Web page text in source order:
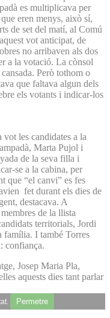
es multiplicava per
eren menys, això sí,
de set del matí, al Comú
vot anticipat, de
no arribaven als dos
a la votació. La cònsol
Però tothom o
que faltava algun dels
els votants i indicar-los
vot les candidates a la
Marta Pujol i
de la seva filla i
se a la cabina, per
que “el canvi” es fes
fet durant els dies de
destacava. A
de la llista
territorials, Jordi
família. I també Torres
confiança.
Josep Maria Pla,
aquests dies tant parlar
Permetre